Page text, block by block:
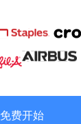
免费开始